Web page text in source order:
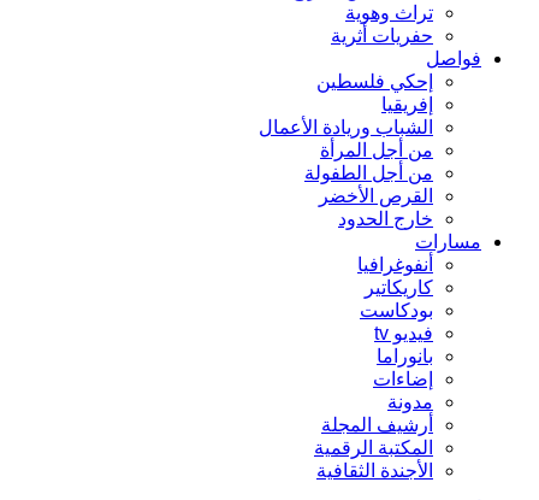
تراث وهوية
حفريات أثرية
فواصل
إحكي فلسطين
إفريقيا
الشباب وريادة الأعمال
من أجل المرأة
من أجل الطفولة
القرص الأخضر
خارج الحدود
مسارات
أنفوغرافيا
كاريكاتير
بودكاست
فيديو tv
بانوراما
إضاءات
مدونة
أرشيف المجلة
المكتبة الرقمية
الأجندة الثقافية